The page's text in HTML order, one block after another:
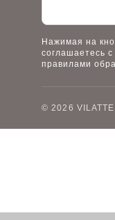
Нажимая на
соглашаетесь с
правилами
© 2026 VILATTE